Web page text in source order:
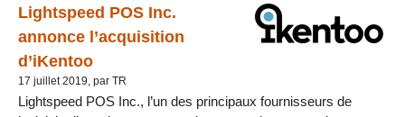
Lightspeed POS Inc.
annonce l’acquisition
d’iKentoo
17 juillet 2019, par TR
Lightspeed POS Inc., l’un des principaux fournisseurs de